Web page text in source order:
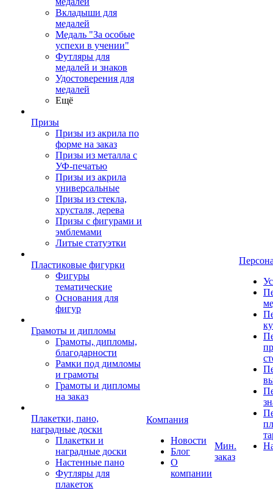
Вкладыши для
медалей
Медаль "За особые
успехи в учении"
Футляры для
медалей и знаков
Удостоверения для
медалей
Ещё
Призы
Призы из акрила по
форме на заказ
Призы из металла с
УФ-печатью
Призы из акрила
универсальные
Призы из стекла,
хрусталя, дерева
Призы с фигурами и
эмблемами
Литые статуэтки
Пластиковые фигурки
Фигуры
тематические
Основания для
фигур
Грамоты и дипломы
Грамоты, дипломы,
благодарности
Рамки под димломы
и грамоты
Грамоты и дипломы
на заказ
Плакетки, пано,
наградные доски
Плакетки и
наградные доски
Настенные пано
Футляры для
плакеток
Компания
Новости
Блог
О
компании
Мин.
заказ